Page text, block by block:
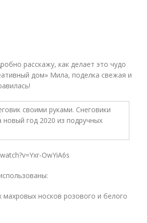
расскажу, как делает это чудо
дом» Мила, поделка свежая и
OwYiA6s
махровых носков розового и белого